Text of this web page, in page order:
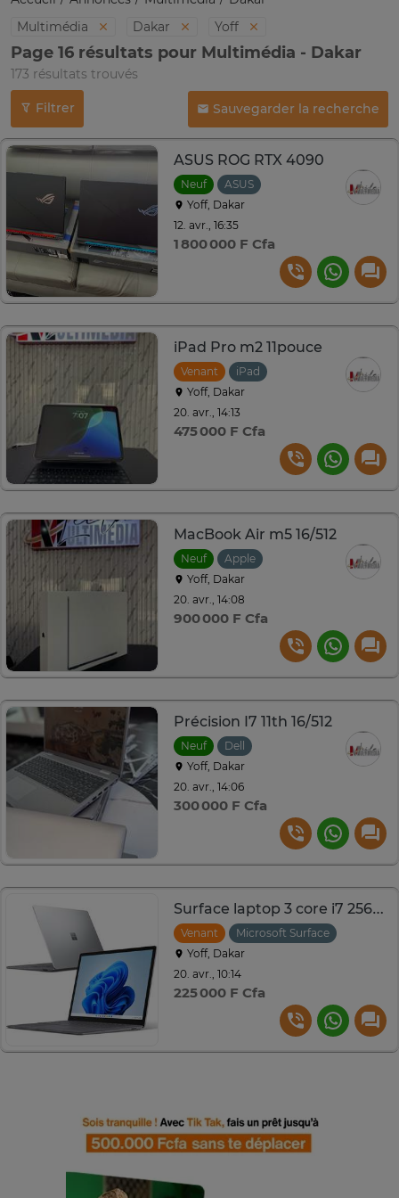
Multimédia
Dakar Yoff
Page 16 résultats pour Multimédia - Dakar
173 résultats trouvés
Filtrer Sauvegarder la recherche
ASUS ROG RTX 4090
Neuf
ASUS
Yoff, Dakar
12. avr., 16:35
1 800 000 F Cfa
iPad Pro m2 11pouce
Venant
iPad
Yoff, Dakar
20. avr., 14:13
475 000 F Cfa
MacBook Air m5 16/512
Neuf
Apple
Yoff, Dakar
20. avr., 14:08
900 000 F Cfa
Précision I7 11th 16/512
Neuf
Dell
Yoff, Dakar
20. avr., 14:06
300 000 F Cfa
Surface laptop 3 core i7 256g 16g tactile
Venant
Microsoft Surface
Yoff, Dakar
20. avr., 10:14
225 000 F Cfa